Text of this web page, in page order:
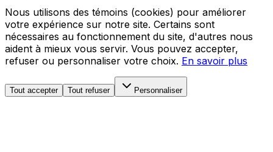
Nous utilisons des témoins (cookies) pour améliorer
votre expérience sur notre site. Certains sont
nécessaires au fonctionnement du site, d'autres nous
aident à mieux vous servir. Vous pouvez accepter,
refuser ou personnaliser votre choix. En savoir plus
Tout accepter Tout refuser Personnaliser